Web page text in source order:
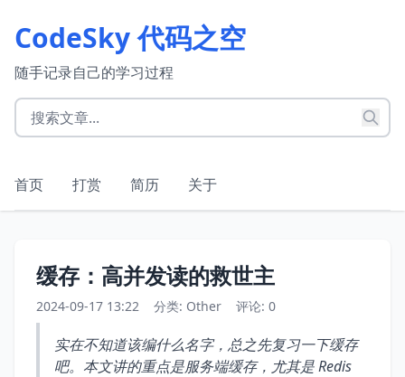
CodeSky 代码之空
随手记录自己的学习过程
首页 打赏 简历 关于
缓存：高并发读的救世主
2024-09-17 13:22 分类: Other 评论: 0
实在不知道该编什么名字，总之先复习一下缓存
吧。本文讲的重点是服务端缓存，尤其是 Redis